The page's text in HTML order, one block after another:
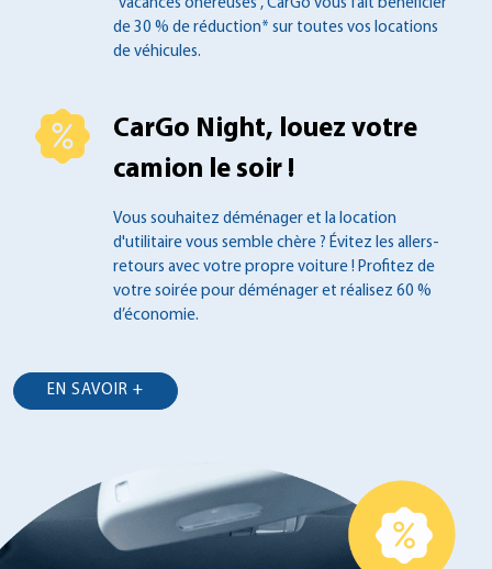
"vacances onéreuses", CarGo vous fait bénéficier
de 30 % de réduction* sur toutes vos locations
de véhicules.
CarGo Night, louez votre
camion le soir !
Vous souhaitez déménager et la location
d'utilitaire vous semble chère ? Évitez les allers-
retours avec votre propre voiture ! Profitez de
votre soirée pour déménager et réalisez 60 %
d’économie.
EN SAVOIR +